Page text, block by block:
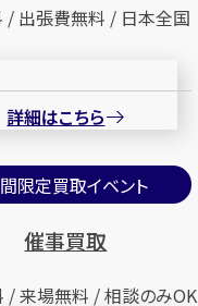
/ 出張費無料 / 日本全国
詳細はこちら
限定買取イベント
催事買取
/ 来場無料 / 相談のみOK